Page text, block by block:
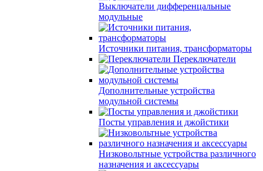
Выключатели дифференцальные
модульные
Источники питания, трансформаторы
Переключатели
Дополнительные устройства
модульной системы
Посты управления и джойстики
Низковольтные устройства различного
назначения и аксессуары